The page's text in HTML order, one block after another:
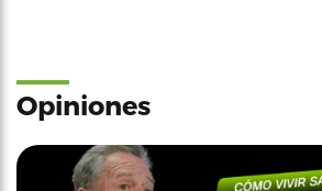
Opiniones